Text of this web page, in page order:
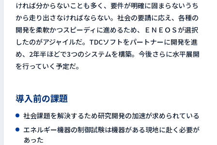
ければ分からないことも多く、要件が明確に固まらないうち
から走り出さなければならない。社会の要請に応え、各種の
開発を柔軟かつスピーディに進めるため、ＥＮＥＯＳが選択
したのがアジャイルだ。TDCソフトをパートナーに開発を進
め、2年半ほどで3つのシステムを構築。今後さらに水平展開
を行っていく予定だ。
導入前の課題
社会課題を解決するため研究開発の加速が求められている
エネルギー機器の制御試験は機器がある現地に赴く必要が
あった